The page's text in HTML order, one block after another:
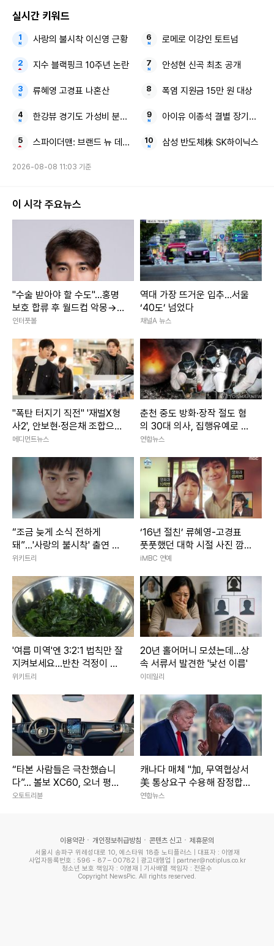
희와 연수의 알콩달콩한 투샷이 흐뭇한 미소를 자아낸다.
MBC 금토드라마 ’모텔 캘리포니아’ 8회는 1일 밤 9시 50분
에 방송된다.
뉴스컬처 김기주 kimkj@knewscorp.co.kr
Copyright ⓒ 뉴스컬처 무단 전재 및 재배포 금지
실시간 키워드
사랑의 불시착 이신영 근황
지수 블랙핑크 10주년 논란
류혜영 고경표 나혼산
한강뷰 경기도 가성비 분상제
스파이더맨: 브랜드 뉴 데이 500만 돌파 올해 최단 기록
로메로 이강인 토트넘
안성현 신곡 최초 공개
폭염 지원금 15만 원 대상
아이유 이종석 결별 장기하 소
삼성 반도체株 SK하이닉스
2026-08-08 11:03 기준
이 시각 주요뉴스
"수술 받아야 할 수도"...홍명
보호 합류 후 월드컵 악몽→
심각한 어깨 부상! 옌스, 지독
인터풋볼
역대 가장 뜨거운 입추…서울
‘40도’ 넘었다
채널A 뉴스
"폭탄 터지기 직전" '재벌X형
사2', 안보현·정은채 조합으로
화려한 출격
메디먼트뉴스
춘천 중도 방화·장작 절도 혐
의 30대 의사, 집행유예로 석
방
연합뉴스
“조금 늦게 소식 전하게
돼”…'사랑의 불시착' 출연 이
신영, 깜짝 근황 전해졌다
위키트리
‘16년 절친’ 류혜영-고경표
풋풋했던 대학 시절 사진 깜
짝 공개 (나혼산)
iMBC 연예
'여름 미역'엔 3:2:1 법칙만 잘
지켜보세요...반찬 걱정이 사
라집니다
위키트리
20년 홀어머니 모셨는데…상
속 서류서 발견한 '낯선 이름'
이데일리
“타본 사람들은 극찬했습니
다”... 볼보 XC60, 오너 평점
확인해보니 ‘9.2점’
오토트리뷴
캐나다 매체 "加, 무역협상서
美 통상요구 수용해 잠정합
의"
연합뉴스
이용약관 개인정보취급방침 콘텐츠 신고 제휴문의
서울시 송파구 위례성대로 10, 에스타워 18층 노티플러스 | 대표자 : 이영재
사업자등록번호 : 596 - 87 – 00782 | 광고대행업 | partner@notiplus.co.kr
청소년 보호 책임자 : 이영재 | 기사배열 책임자 : 전윤수
Copyright NewsPic. All rights reserved.